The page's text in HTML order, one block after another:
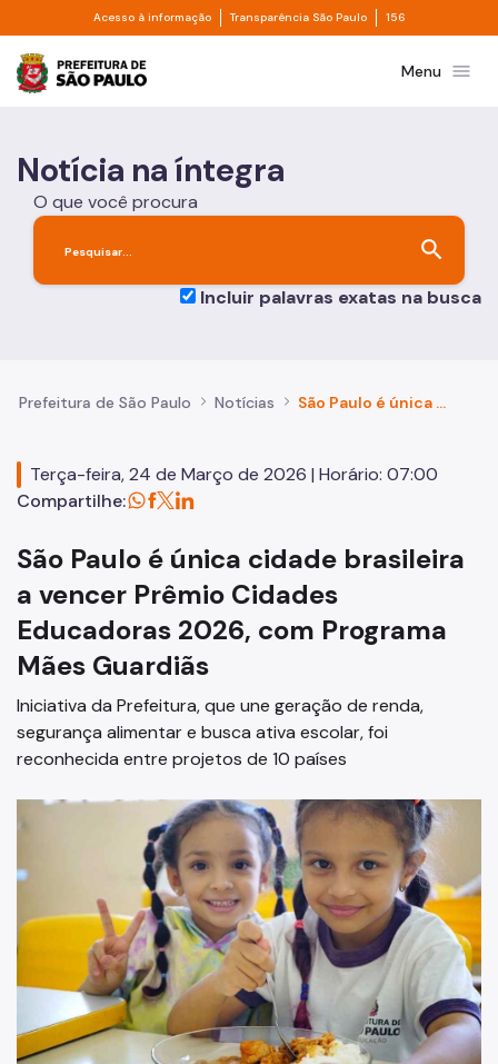
Pular para o Conteúdo principal
Acesso à informação Divisor de acesso à informação
Transparência São Paulo Divisor de
156
Prefeitura de São PauloMenu menu
Notícia na íntegra
O que você procura
search
Incluir palavras exatas na busca
Prefeitura de São Paulo Notícias São Paulo é única cidade brasileira a vencer Prêmio Cidades Educadoras 2026, com Programa Mães Guardiãs
Terça-feira, 24 de Março de 2026 | Horário: 07:00
Compartilhe:
São Paulo é única cidade brasileira
a vencer Prêmio Cidades
Educadoras 2026, com Programa
Mães Guardiãs
Iniciativa da Prefeitura, que une geração de renda,
segurança alimentar e busca ativa escolar, foi
reconhecida entre projetos de 10 países